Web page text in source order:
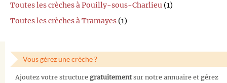
Toutes les crèches à Pouilly-sous-Charlieu (1)
Toutes les crèches à Tramayes (1)
Vous gérez une crèche ?
Ajoutez votre structure gratuitementsur notre annuaire et gérez